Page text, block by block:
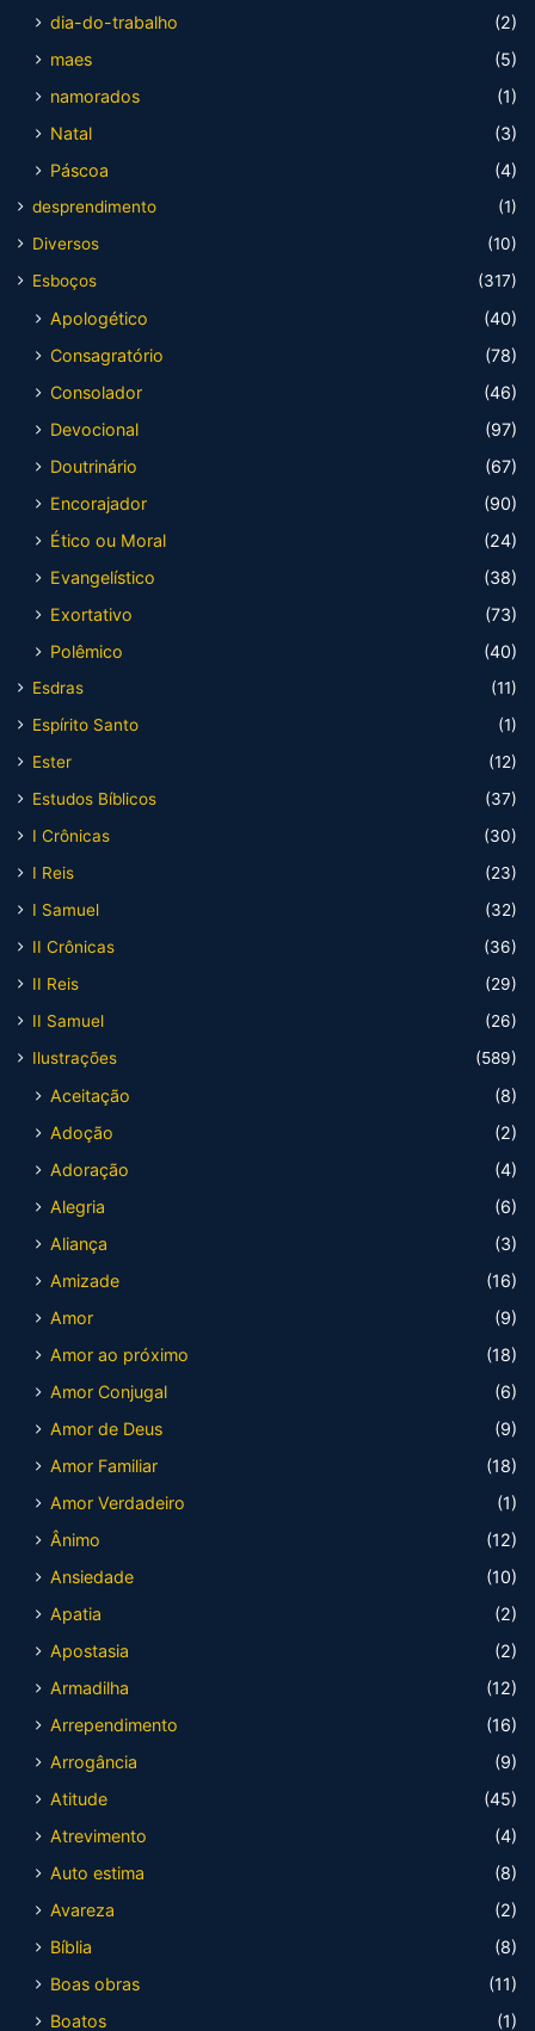
dia-do-trabalho
(2)
maes
(5)
namorados
(1)
Natal
(3)
Páscoa
(4)
desprendimento
(1)
Diversos
(10)
Esboços
(317)
Apologético
(40)
Consagratório
(78)
Consolador
(46)
Devocional
(97)
Doutrinário
(67)
Encorajador
(90)
Ético ou Moral
(24)
Evangelístico
(38)
Exortativo
(73)
Polêmico
(40)
Esdras
(11)
Espírito Santo
(1)
Ester
(12)
Estudos Bíblicos
(37)
I Crônicas
(30)
I Reis
(23)
I Samuel
(32)
II Crônicas
(36)
II Reis
(29)
II Samuel
(26)
Ilustrações
(589)
Aceitação
(8)
Adoção
(2)
Adoração
(4)
Alegria
(6)
Aliança
(3)
Amizade
(16)
Amor
(9)
Amor ao próximo
(18)
Amor Conjugal
(6)
Amor de Deus
(9)
Amor Familiar
(18)
Amor Verdadeiro
(1)
Ânimo
(12)
Ansiedade
(10)
Apatia
(2)
Apostasia
(2)
Armadilha
(12)
Arrependimento
(16)
Arrogância
(9)
Atitude
(45)
Atrevimento
(4)
Auto estima
(8)
Avareza
(2)
Bíblia
(8)
Boas obras
(11)
Boatos
(1)